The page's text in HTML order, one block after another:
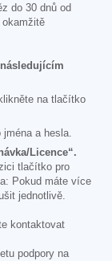
do 30 dnů od
okamžitě
na tlačítko
a hesla.
Licence“.
tlačítko pro
Pokud máte více
jednotlivě.
kontaktovat
podpory na